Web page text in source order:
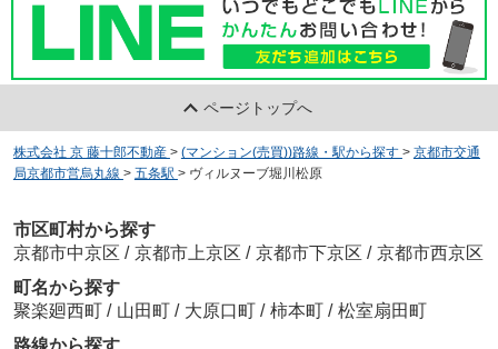
ページトップへ
株式会社 京 藤十郎不動産 > (マンション(売買))路線・駅から探す > 京都市交通
局京都市営烏丸線 > 五条駅 > ヴィルヌーブ堀川松原
市区町村から探す
京都市中京区 / 京都市上京区 / 京都市下京区 / 京都市西京区
町名から探す
聚楽廻西町 / 山田町 / 大原口町 / 柿本町 / 松室扇田町
路線から探す